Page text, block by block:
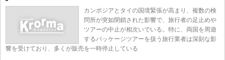
カンボジアとタイの国境緊張が高まり、複数の検
問所が突如閉鎖された影響で、旅行者の足止めや
ツアーの中止が相次いでいる。特に、両国を周遊
するパッケージツアーを扱う旅行業者は深刻な影
響を受けており、多くが販売を一時停止している